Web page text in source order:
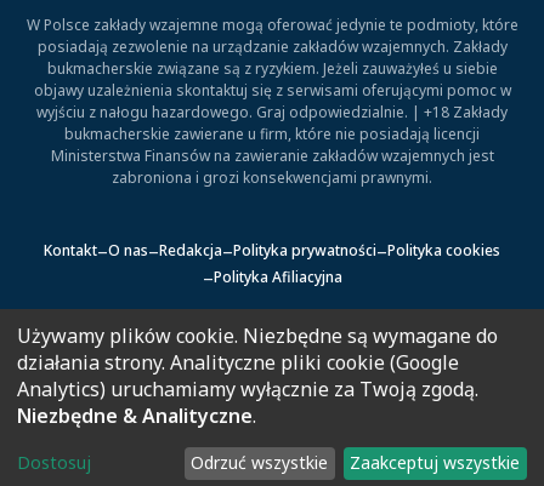
W Polsce zakłady wzajemne mogą oferować jedynie te podmioty, które
posiadają zezwolenie na urządzanie zakładów wzajemnych. Zakłady
bukmacherskie związane są z ryzykiem. Jeżeli zauważyłeś u siebie
objawy uzależnienia skontaktuj się z serwisami oferującymi pomoc w
wyjściu z nałogu hazardowego. Graj odpowiedzialnie. | +18 Zakłady
bukmacherskie zawierane u firm, które nie posiadają licencji
Ministerstwa Finansów na zawieranie zakładów wzajemnych jest
zabroniona i grozi konsekwencjami prawnymi.
Kontakt O nas Redakcja Polityka prywatności Polityka cookies
Polityka Afiliacyjna
© 2026 - Wszystkie prawa zastrzeżone
Używamy plików cookie. Niezbędne są wymagane do
działania strony. Analityczne pliki cookie (Google
Analytics) uruchamiamy wyłącznie za Twoją zgodą.
Niezbędne & Analityczne.
Dostosuj Odrzuć wszystkie Zaakceptuj wszystkie